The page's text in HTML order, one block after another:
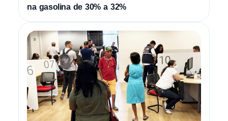
na gasolina de 30% a 32%